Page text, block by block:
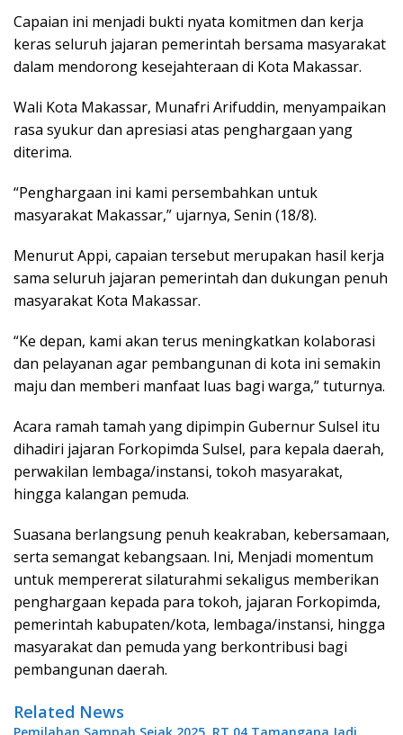
Capaian ini menjadi bukti nyata komitmen dan kerja
keras seluruh jajaran pemerintah bersama masyarakat
dalam mendorong kesejahteraan di Kota Makassar.
Wali Kota Makassar, Munafri Arifuddin, menyampaikan
rasa syukur dan apresiasi atas penghargaan yang
diterima.
“Penghargaan ini kami persembahkan untuk
masyarakat Makassar,” ujarnya, Senin (18/8).
Menurut Appi, capaian tersebut merupakan hasil kerja
sama seluruh jajaran pemerintah dan dukungan penuh
masyarakat Kota Makassar.
“Ke depan, kami akan terus meningkatkan kolaborasi
dan pelayanan agar pembangunan di kota ini semakin
maju dan memberi manfaat luas bagi warga,” tuturnya.
Acara ramah tamah yang dipimpin Gubernur Sulsel itu
dihadiri jajaran Forkopimda Sulsel, para kepala daerah,
perwakilan lembaga/instansi, tokoh masyarakat,
hingga kalangan pemuda.
Suasana berlangsung penuh keakraban, kebersamaan,
serta semangat kebangsaan. Ini, Menjadi momentum
untuk mempererat silaturahmi sekaligus memberikan
penghargaan kepada para tokoh, jajaran Forkopimda,
pemerintah kabupaten/kota, lembaga/instansi, hingga
masyarakat dan pemuda yang berkontribusi bagi
pembangunan daerah.
Related News